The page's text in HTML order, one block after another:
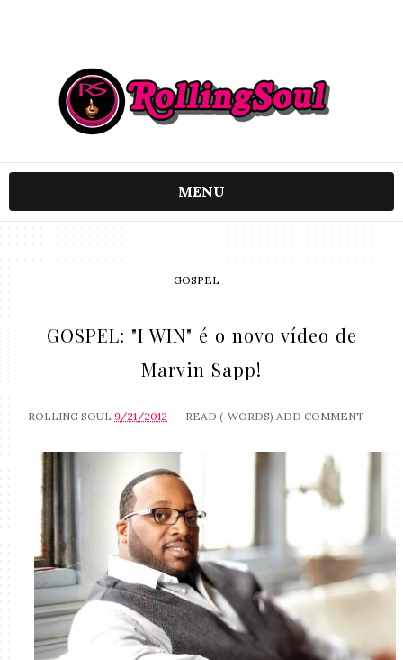
MENU
GOSPEL
GOSPEL: "I WIN" é o novo vídeo de
Marvin Sapp!
ROLLING SOUL 9/21/2012 READ ( WORDS) ADD COMMENT